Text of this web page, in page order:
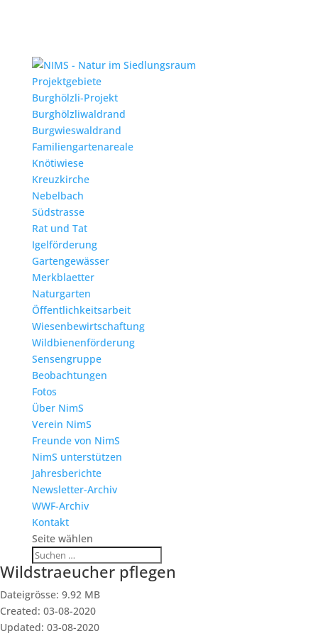
Projektgebiete
Burghölzli-Projekt
Burghölzliwaldrand
Burgwieswaldrand
Familiengartenareale
Knötiwiese
Kreuzkirche
Nebelbach
Südstrasse
Rat und Tat
Igelförderung
Gartengewässer
Merkblaetter
Naturgarten
Öffentlichkeitsarbeit
Wiesenbewirtschaftung
Wildbienenförderung
Sensengruppe
Beobachtungen
Fotos
Über NimS
Verein NimS
Freunde von NimS
NimS unterstützen
Jahresberichte
Newsletter-Archiv
WWF-Archiv
Kontakt
Seite wählen
Wildstraeucher pflegen
Dateigrösse: 9.92 MB
Created: 03-08-2020
Updated: 03-08-2020